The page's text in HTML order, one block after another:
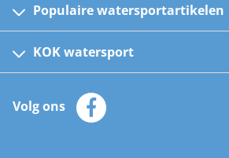
Populaire watersportartikelen
Kinder reddingsvesten
Automatische reddingsvesten
Zeilkleding
Zonnepanelen
KOK watersport
Klantenservice
Merken
Volg ons